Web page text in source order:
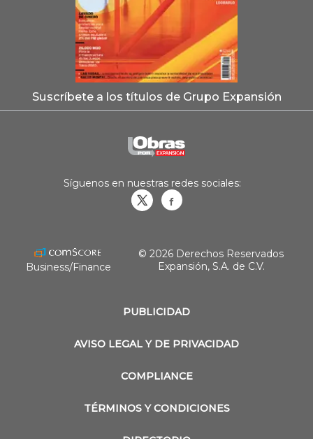
Suscríbete a los títulos de Grupo Expansión
PUBLICIDAD
AVISO LEGAL Y DE PRIVACIDAD
COMPLIANCE
TÉRMINOS Y CONDICIONES
Síguenos en nuestras redes sociales:
Business/Finance
© 2026 Derechos Reservados
Expansión, S.A. de C.V.